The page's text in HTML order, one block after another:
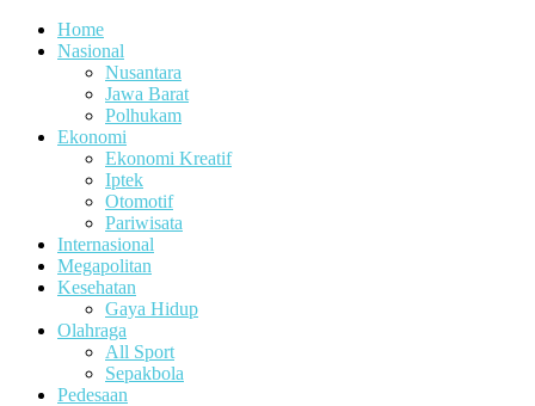
Home
Nasional
Nusantara
Jawa Barat
Polhukam
Ekonomi
Ekonomi Kreatif
Iptek
Otomotif
Pariwisata
Internasional
Megapolitan
Kesehatan
Gaya Hidup
Olahraga
All Sport
Sepakbola
Pedesaan